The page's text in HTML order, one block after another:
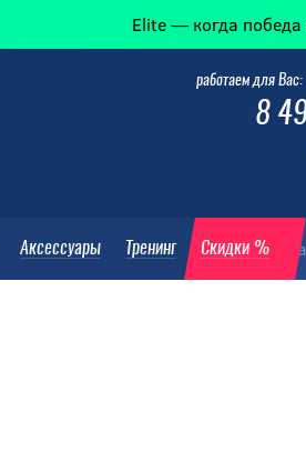
Elite — когда победа в
Аксессуары Тренинг Скидки %
работаем для
8